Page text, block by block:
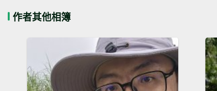
作者其他相簿